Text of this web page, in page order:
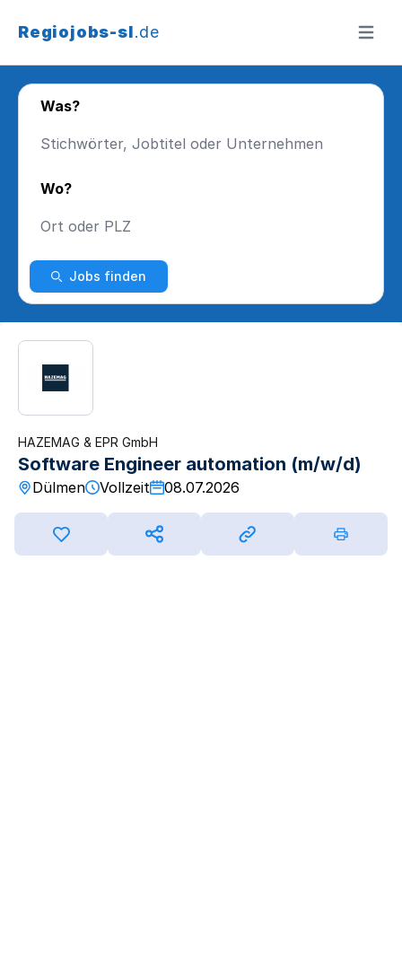
Regiojobs-sl.de Menü
Was?
Wo?
Jobs finden
HAZEMAG & EPR GmbH
Software Engineer automation (m/w/d)
Dülmen Vollzeit 08.07.2026